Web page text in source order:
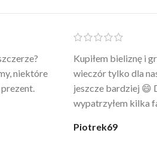
uczucie
3 raz i na
Po prostu WOW!
wygląda jak z
codziennie po
@karolina_dream